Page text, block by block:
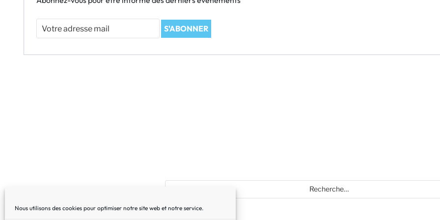
Nous utilisons des cookies pour optimiser notre site web et notre service.
Votre
adresse
S'ABONNER
Recherche
pour